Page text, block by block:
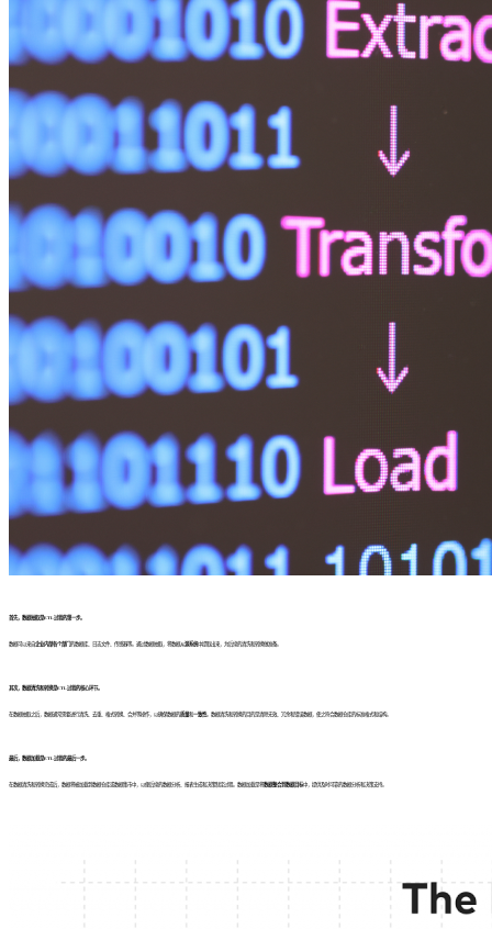
首先，数据抽取是ETL过程的第一步。
数据可以来自企业内部各个部门的数据库、日志文件、传感器等。通过数据抽取，将数据从源系统中提取出来，为后续的清洗和转换做准备。
其次，数据清洗和转换是ETL过程的核心环节。
在数据抽取之后，数据通常需要进行清洗、去重、格式转换、合并等操作，以确保数据的质量和 一致性。数据清洗和转换的目的是清除无效、冗余和错误数据，使之符合数据仓库的标准格式和结构。
最后，数据加载是ETL过程的最后一步。
在数据清洗和转换完成后，数据将被加载到数据仓库或数据集市中，以便后续的数据分析、报表生成和决策制定过程。数据加载是将 数据整合到数据目标中，提供及时可靠的数据分析和决策支持。